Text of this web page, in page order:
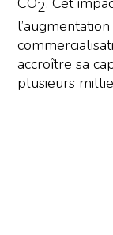
2
accroître sa
plusieurs